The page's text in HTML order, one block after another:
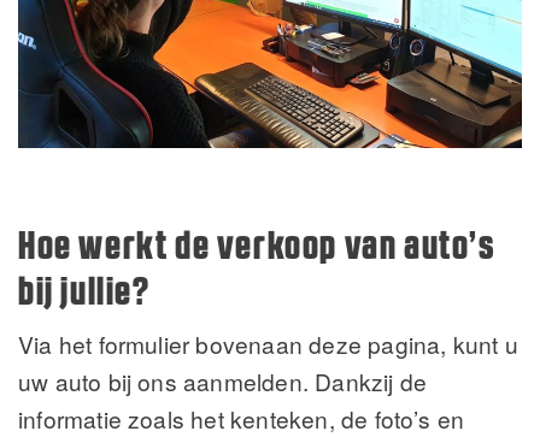
Hoe werkt de verkoop van auto’s
bij jullie?
Via het formulier bovenaan deze pagina, kunt u
uw auto bij ons aanmelden. Dankzij de
informatie zoals het kenteken, de foto’s en